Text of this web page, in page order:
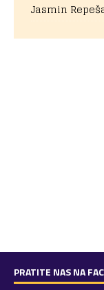
Jasmin
PRATITE NAS NA